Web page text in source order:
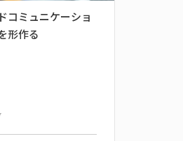
コミュニケーショ
形作る